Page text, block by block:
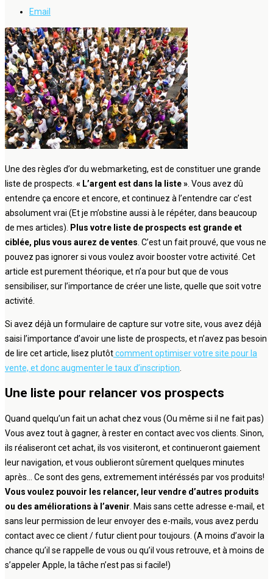
Email
Une des règles d’or du webmarketing, est de constituer une grande
liste de prospects. « L’argent est dans la liste » . Vous avez dû
entendre ça encore et encore, et continuez à l’entendre car c’est
absolument vrai (Et je m’obstine aussi à le répéter, dans beaucoup
de mes articles).
Plus votre liste de prospects est grande et
ciblée, plus vous aurez de ventes . C’est un fait prouvé, que vous ne
pouvez pas ignorer si vous voulez avoir booster votre activité. Cet
article est purement théorique, et n’a pour but que de vous
sensibiliser, sur l’importance de créer une liste, quelle que soit votre
activité.
Si avez déjà un formulaire de capture sur votre site, vous avez déjà
saisi l’importance d’avoir une liste de prospects, et n’avez pas besoin
de lire cet article, lisez plutôtcomment optimiser votre site pour la
vente, et donc augmenter le taux d’inscription
Une liste pour relancer vos prospects
Quand quelqu’un fait un achat chez vous (Ou même si il ne fait pas)
Vous avez tout à gagner, à rester en contact avec vos clients. Sinon,
ils réaliseront cet achat, ils vos visiteront, et continueront gaiement
leur navigation, et vous oublieront sûrement quelques minutes
après… Ce sont des gens, extremement intéréssés par vos produits!
Vous voulez pouvoir les relancer, leur vendre d’autres produits
ou des améliorations à l’avenir . Mais sans cette adresse e-mail, et
sans leur permission de leur envoyer des e-mails, vous avez perdu
contact avec ce client / futur client pour toujours. (A moins d’avoir la
chance qu’il se rappelle de vous ou qu’il vous retrouve, et à moins de
s’appeler Apple, la tâche n’est pas si facile!)